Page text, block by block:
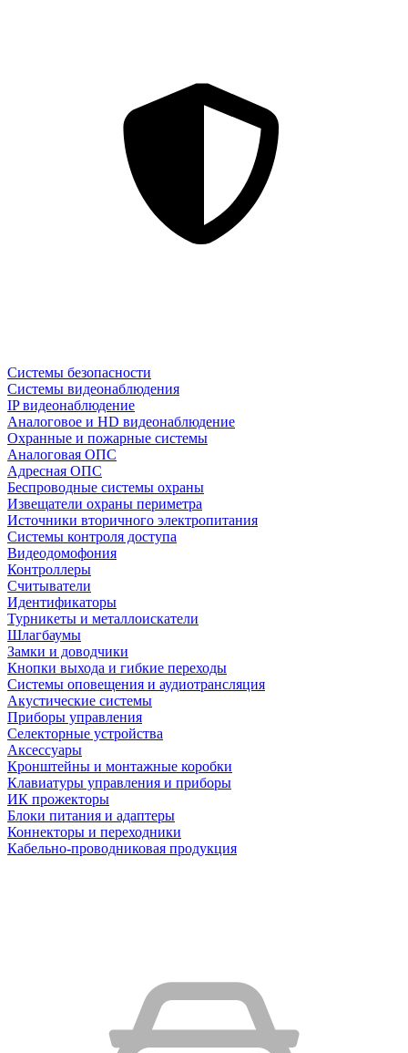
Системы безопасности
Системы видеонаблюдения
IP видеонаблюдение
Аналоговое и HD видеонаблюдение
Охранные и пожарные системы
Аналоговая ОПС
Адресная ОПС
Беспроводные системы охраны
Извещатели охраны периметра
Источники вторичного электропитания
Системы контроля доступа
Видеодомофония
Контроллеры
Считыватели
Идентификаторы
Турникеты и металлоискатели
Шлагбаумы
Замки и доводчики
Кнопки выхода и гибкие переходы
Системы оповещения и аудиотрансляция
Акустические системы
Приборы управления
Селекторные устройства
Аксессуары
Кронштейны и монтажные коробки
Клавиатуры управления и приборы
ИК прожекторы
Блоки питания и адаптеры
Коннекторы и переходники
Кабельно-проводниковая продукция